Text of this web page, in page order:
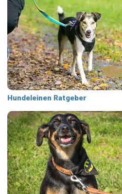
Hundeleinen Ratgeber